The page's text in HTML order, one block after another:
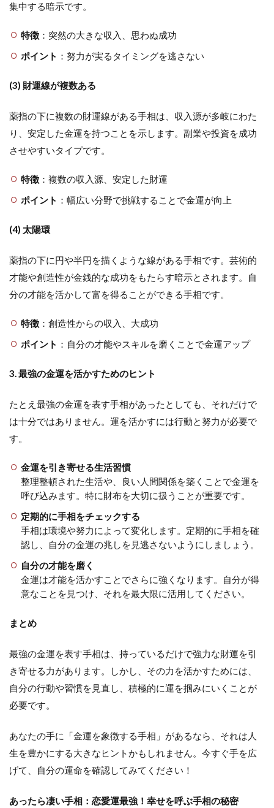
集中する暗示です。
特徴：突然の大きな収入、思わぬ成功
ポイント ：努力が実るタイミングを逃さない
(3) 財運線が複数ある
薬指の下に複数の財運線がある手相は、収入源が多岐にわた
り、安定した金運を持つことを示します。副業や投資を成功
させやすいタイプです。
特徴：複数の収入源、安定した財運
ポイント ：幅広い分野で挑戦することで金運が向上
(4) 太陽環
薬指の下に円や半円を描くような線がある手相です。芸術的
才能や創造性が金銭的な成功をもたらす暗示とされます。自
分の才能を活かして富を得ることができる手相です。
特徴：創造性からの収入、大成功
ポイント ：自分の才能やスキルを磨くことで金運アップ
3. 最強の金運を活かすためのヒント
たとえ最強の金運を表す手相があったとしても、それだけで
は十分ではありません。運を活かすには行動と努力が必要で
す。
金運を引き寄せる生活習慣
整理整頓された生活や、良い人間関係を築くことで金運を
呼び込みます。特に財布を大切に扱うことが重要です。
定期的に手相をチェックする
手相は環境や努力によって変化します。定期的に手相を確
認し、自分の金運の兆しを見逃さないようにしましょう。
自分の才能を磨く
金運は才能を活かすことでさらに強くなります。自分が得
意なことを見つけ、それを最大限に活用してください。
まとめ
最強の金運を表す手相は、持っているだけで強力な財運を引
き寄せる力があります。しかし、その力を活かすためには、
自分の行動や習慣を見直し、積極的に運を掴みにいくことが
必要です。
あなたの手に「金運を象徴する手相」があるなら、それは人
生を豊かにする大きなヒントかもしれません。今すぐ手を広
げて、自分の運命を確認してみてください！
あったら凄い手相：恋愛運最強！幸せを呼ぶ手相の秘密